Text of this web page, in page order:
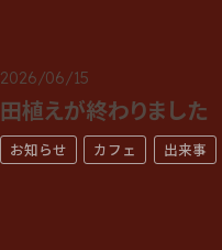
2026/06/15
田植えが終わりました
お知らせ カフェ 出来事